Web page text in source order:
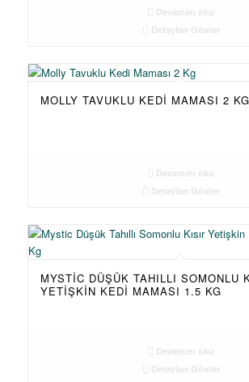
Devamını oku
Detayları Göster
MOLLY TAVUKLU KEDI MAMASI 2 KG
Devamını oku
Detayları Göster
MYSTIC DÜŞÜK TAHILLI SOMONLU
YETIŞKIN KEDI MAMASI 1.5 KG
Devamını oku
Detayları Göster